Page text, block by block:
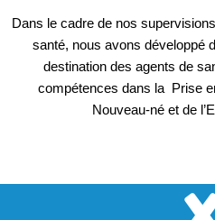
Dans le cadre de nos
santé, nous avons développé
destination des agents de
compétences dans la Prise
Nouveau-né et de